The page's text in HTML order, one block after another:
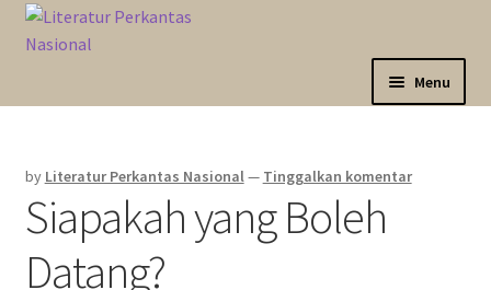
Skip
to
Langsung
ke
Menu
Kategori
Akun Saya
by Literatur Perkantas Nasional— Tinggalkan komentar
Siapakah yang Boleh
Datang?